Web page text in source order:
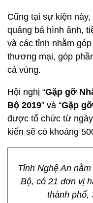
Cũng tại sự kiện
quảng bá hình ảnh,
và các tỉnh nhằm
thương mại, góp
cả vùng.
Hội nghị “Gặp gỡ
Bộ 2019” và “Gặp
được tổ chức từ
kiến sẽ có khoảng
Tỉnh Nghệ An
Bộ, có 21 đơn vị
thành phố,